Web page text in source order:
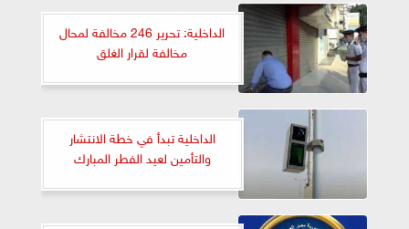
الداخلية: تحرير 246 مخالفة لمحال
مخالفة لقرار الغلق
الداخلية تبدأ في خطة الانتشار
والتأمين لعيد الفطر المبارك